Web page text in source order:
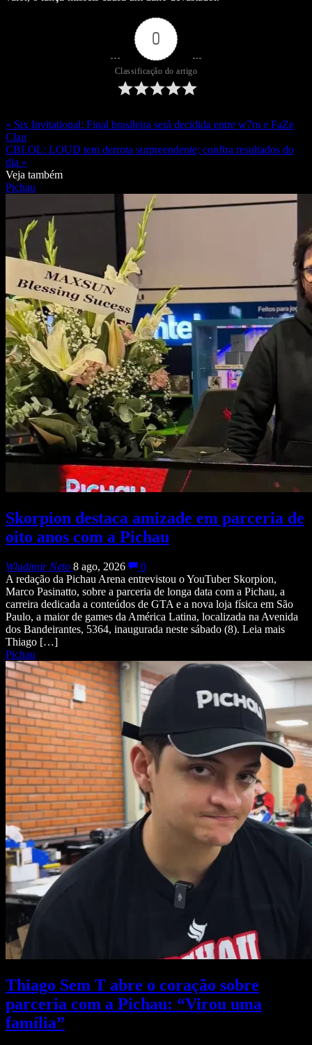
0
Classificação do artigo
« Six Invitational: Final brasileira será decidida entre w7m e FaZe
Clan
CBLOL: LOUD tem derrota surpreendente; confira resultados do
dia »
Veja também
Pichau
Skorpion destaca amizade em parceria de
oito anos com a Pichau
Wladimir Neto 8 ago, 2026
0
A redação da Pichau Arena entrevistou o YouTuber Skorpion,
Marco Pasinatto, sobre a parceria de longa data com a Pichau, a
carreira dedicada a conteúdos de GTA e a nova loja física em São
Paulo, a maior de games da América Latina, localizada na Avenida
dos Bandeirantes, 5364, inaugurada neste sábado (8). Leia mais
Thiago […]
Pichau
Thiago Sem T abre o coração sobre
parceria com a Pichau: “Virou uma
família”